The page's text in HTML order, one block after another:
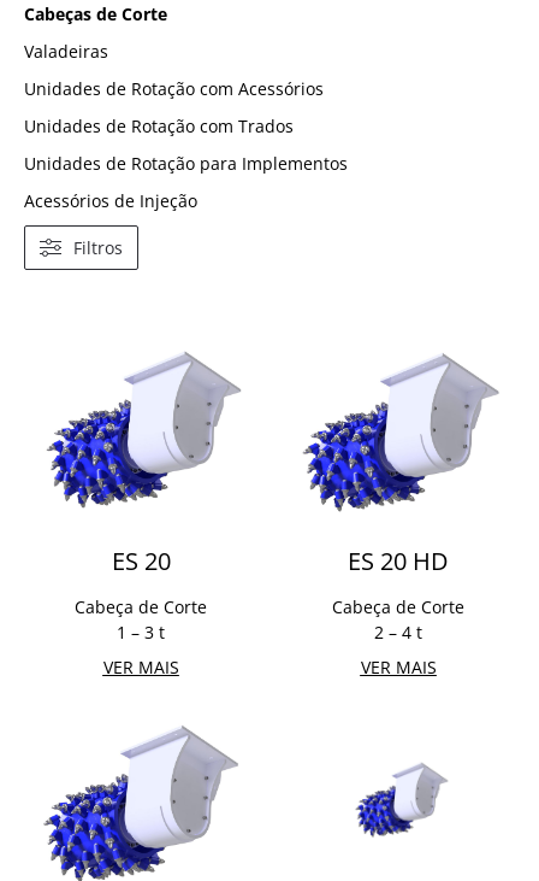
Cabeças de Corte
Valadeiras
Unidades de Rotação com Acessórios
Unidades de Rotação com Trados
Unidades de Rotação para Implementos
Acessórios de Injeção
Filtros
ES 20
Cabeça de Corte
1 – 3 t
VER MAIS
ES 20 HD
Cabeça de Corte
2 – 4 t
VER MAIS